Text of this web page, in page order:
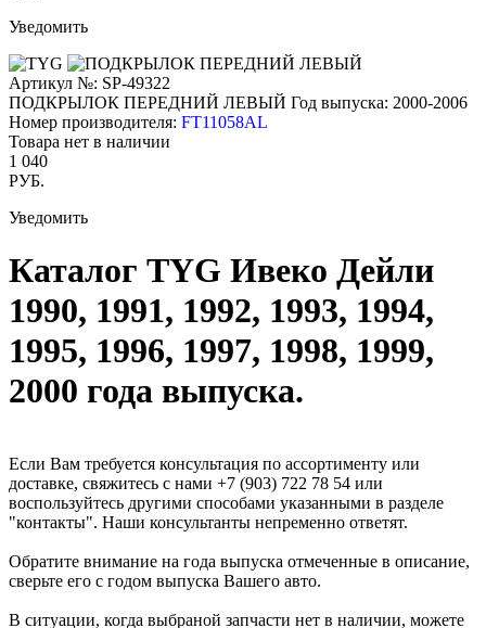
Уведомить
Артикул №: SP-49322
ПОДКРЫЛОК ПЕРЕДНИЙ ЛЕВЫЙ Год выпуска: 2000-2006
Номер производителя: FT11058AL
Товара нет в наличии
1 040
РУБ.
Уведомить
Каталог TYG Ивеко Дейли
1990, 1991, 1992, 1993, 1994,
1995, 1996, 1997, 1998, 1999,
2000 года выпуска.
Если Вам требуется консультация по ассортименту или
доставке, свяжитесь с нами +7 (903) 722 78 54 или
воспользуйтесь другими способами указанными в разделе
"контакты". Наши консультанты непременно ответят.
Обратите внимание на года выпуска отмеченные в описание,
сверьте его с годом выпуска Вашего авто.
В ситуации, когда выбраной запчасти нет в наличии, можете